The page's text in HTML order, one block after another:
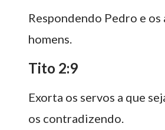
Respondendo Pedro e
homens.
Tito 2:9
Exorta os servos a que
os contradizendo.